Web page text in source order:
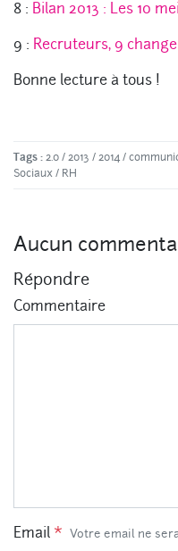
8 : Bilan 2013 : Les 10
9 : Recruteurs, 9
Bonne lecture à tous !
Tags : 2.0/2013 /2014/
Sociaux/ RH
Aucun
Répondre
Commentaire
Email * Votre email ne